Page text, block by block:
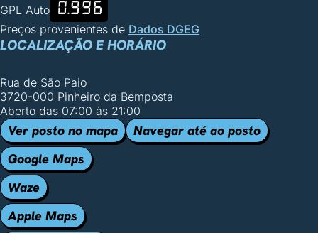
GPL Auto 0.996
Preços provenientes de Dados DGEG
LOCALIZAÇÃO E HORÁRIO
Rua de São Paio
3720-000 Pinheiro da Bemposta
Aberto das 07:00 às 21:00
Ver posto no mapa
Navegar até ao posto
Google Maps
Waze
Apple Maps